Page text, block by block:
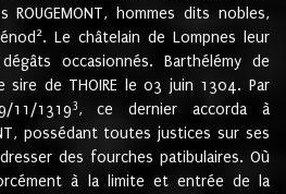
hommes dits nobles,
2. Le châtelain de Lompnes leur
occasionnés. Barthélémy de
sire de THOIRE le 03 juin 1304. Par
13193, ce dernier accorda à
possédant toutes justices sur ses
des fourches patibulaires. Où
à la limite et entrée de la